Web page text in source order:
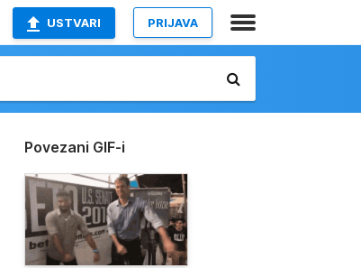
USTVARI PRIJAVA
Povezani GIF-i